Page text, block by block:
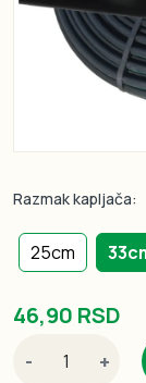
Razmak kapljača:
25cm
46,90 RSD
- +